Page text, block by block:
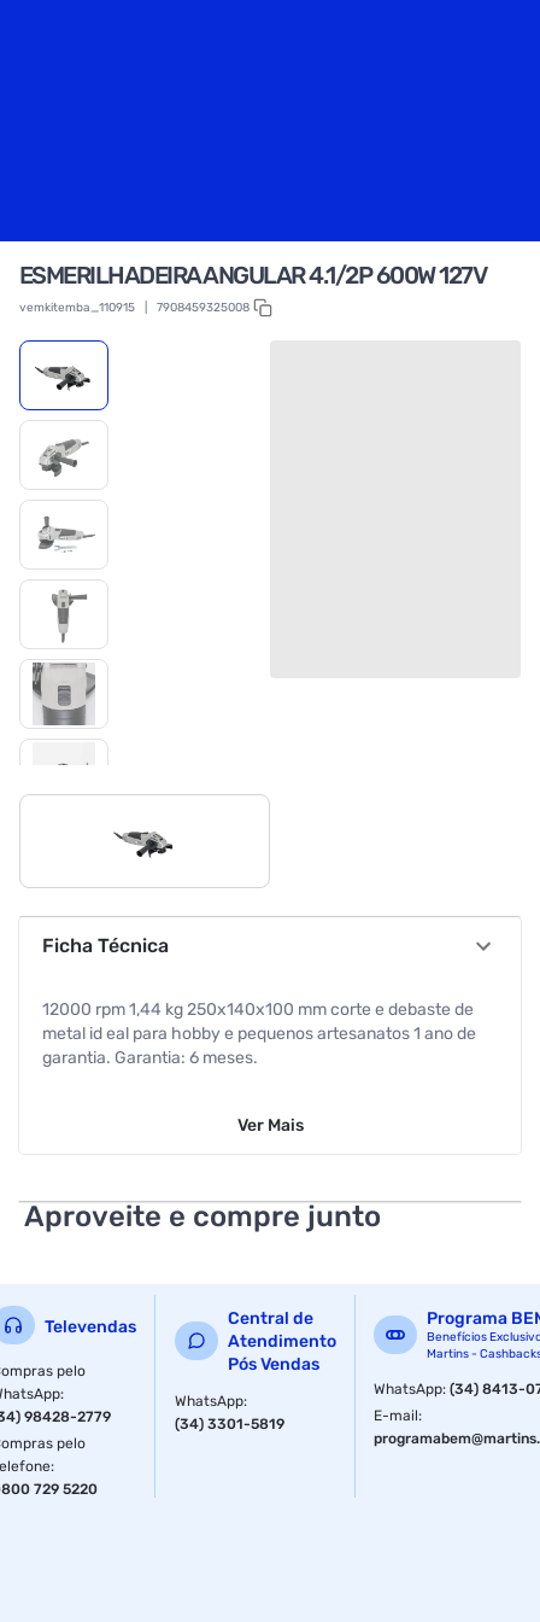
ESMERILHADEIRA ANGULAR 4.1/2P 600W 127V
vemkitemba_110915 7908459325008
Ficha Técnica
12000 rpm 1,44 kg 250x140x100 mm corte e debaste de
metal id eal para hobby e pequenos artesanatos 1 ano de
garantia. Garantia: 6 meses.
Ver Mais
Aproveite e compre junto
Televendas
pelo
:
98428-2779
pelo
:
729 5220
Central de
Atendimento
Pós Vendas
WhatsApp:
(34) 3301-5819
Programa
Benefícios
Martins -
WhatsApp:(34) 8413-
E-mail: